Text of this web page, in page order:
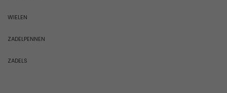
WIELEN
ZADELPENNEN
ZADELS